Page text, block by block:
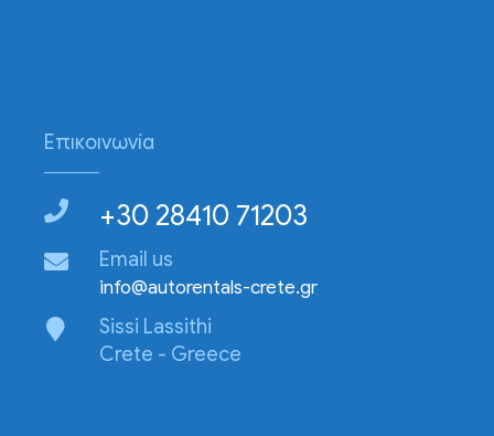
Επικοινωνία
+30 28410 71203
Email us
info@autorentals-crete.gr
Sissi Lassithi
Crete - Greece